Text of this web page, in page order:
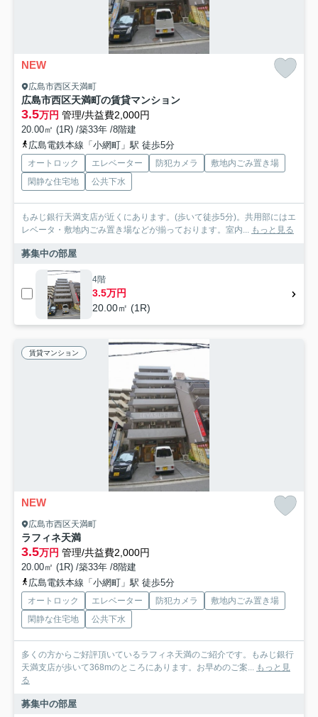
NEW
広島市西区天満町
広島市西区天満町の賃貸マンション
3.5万円 管理/共益費2,000円
20.00㎡ (1R) /築33年 /8階建
広島電鉄本線「小網町」駅 徒歩5分
オートロック エレベーター 防犯カメラ
敷地内ごみ置き場
閑静な住宅地
公共下水
もみじ銀行天満支店が近くにあります。(歩いて徒歩5分)。共用部にはエ
レベータ・敷地内ごみ置き場などが揃っております。室内... もっと見る
募集中の部屋
4階
3.5万円
20.00㎡ (1R)
賃貸マンション
NEW
広島市西区天満町
ラフィネ天満
3.5万円 管理/共益費2,000円
20.00㎡ (1R) /築33年 /8階建
広島電鉄本線「小網町」駅 徒歩5分
オートロック エレベーター 防犯カメラ
敷地内ごみ置き場
閑静な住宅地
公共下水
多くの方からご好評頂いているラフィネ天満のご紹介です。もみじ銀行
天満支店が歩いて368mのところにあります。お早めのご案... もっと見
る
募集中の部屋